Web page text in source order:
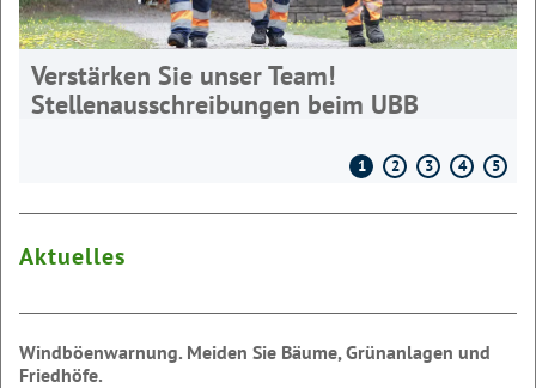
Verstärken Sie unser Team!
Stellenausschreibungen beim UBB
1 2 3 4 5
Aktuelles
Windböenwarnung. Meiden Sie Bäume, Grünanlagen und
Friedhöfe.